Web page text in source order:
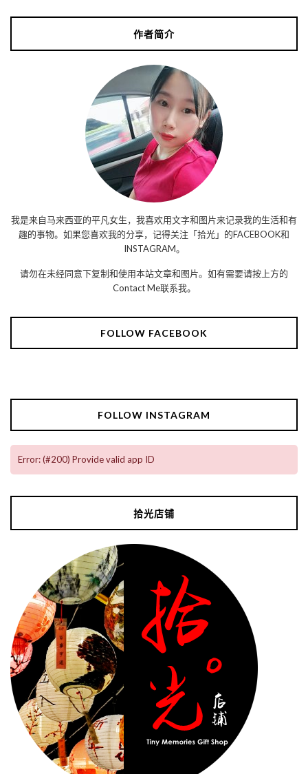
作者简介
我是来自马来西亚的平凡女生，我喜欢用文字和图片来记录我的生活和有
趣的事物。如果您喜欢我的分享，记得关注「拾光」的FACEBOOK和
INSTAGRAM。
请勿在未经同意下复制和使用本站文章和图片。如有需要请按上方的
Contact Me联系我。
FOLLOW FACEBOOK
FOLLOW INSTAGRAM
Error: (#200) Provide valid app ID
拾光店铺